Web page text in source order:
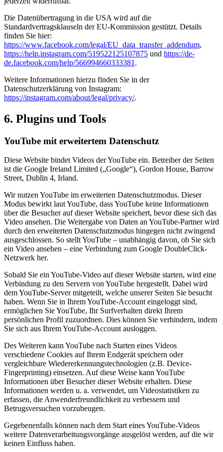
Die Datenübertragung in die USA wird auf die
Standardvertragsklauseln der EU-Kommission gestützt. Details
finden Sie hier:
https://www.facebook.com/legal/EU_data_transfer_addendum,
https://help.instagram.com/519522125107875 und https://de-
de.facebook.com/help/566994660333381 .
Weitere Informationen hierzu finden Sie in der
Datenschutzerklärung von Instagram:
https://instagram.com/about/legal/privacy/.
6. Plugins und Tools
YouTube mit erweitertem Datenschutz
Diese Website bindet Videos der YouTube ein. Betreiber der Seiten
ist die Google Ireland Limited („Google“), Gordon House, Barrow
Street, Dublin 4, Irland.
Wir nutzen YouTube im erweiterten Datenschutzmodus. Dieser
Modus bewirkt laut YouTube, dass YouTube keine Informationen
über die Besucher auf dieser Website speichert, bevor diese sich das
Video ansehen. Die Weitergabe von Daten an YouTube-Partner wird
durch den erweiterten Datenschutzmodus hingegen nicht zwingend
ausgeschlossen. So stellt YouTube – unabhängig davon, ob Sie sich
ein Video ansehen – eine Verbindung zum Google DoubleClick-
Netzwerk her.
Sobald Sie ein YouTube-Video auf dieser Website starten, wird eine
Verbindung zu den Servern von YouTube hergestellt. Dabei wird
dem YouTube-Server mitgeteilt, welche unserer Seiten Sie besucht
haben. Wenn Sie in Ihrem YouTube-Account eingeloggt sind,
ermöglichen Sie YouTube, Ihr Surfverhalten direkt Ihrem
persönlichen Profil zuzuordnen. Dies können Sie verhindern, indem
Sie sich aus Ihrem YouTube-Account ausloggen.
Des Weiteren kann YouTube nach Starten eines Videos
verschiedene Cookies auf Ihrem Endgerät speichern oder
vergleichbare Wiedererkennungstechnologien (z.B. Device-
Fingerprinting) einsetzen. Auf diese Weise kann YouTube
Informationen über Besucher dieser Website erhalten. Diese
Informationen werden u. a. verwendet, um Videostatistiken zu
erfassen, die Anwenderfreundlichkeit zu verbessern und
Betrugsversuchen vorzubeugen.
Gegebenenfalls können nach dem Start eines YouTube-Videos
weitere Datenverarbeitungsvorgänge ausgelöst werden, auf die wir
keinen Einfluss haben.